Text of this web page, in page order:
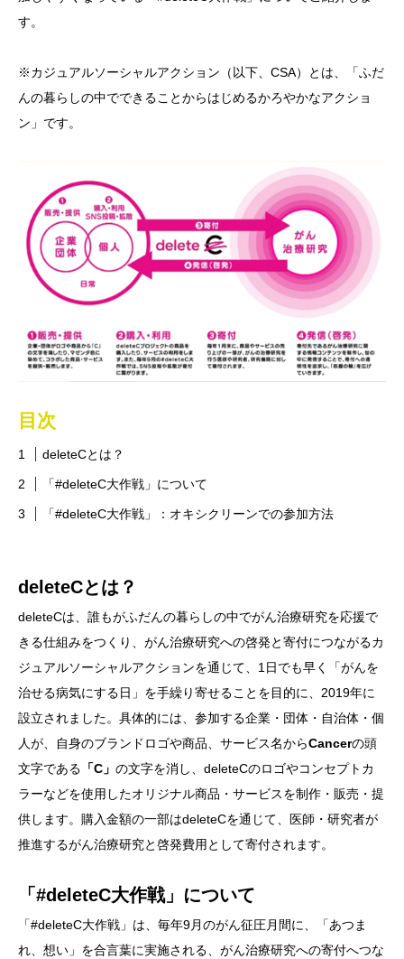
す。
※カジュアルソーシャルアクション（以下、CSA）とは、「ふだ
んの暮らしの中でできることからはじめるかろやかなアクショ
ン」です。
目次
deleteCとは？
「#deleteC大作戦」について
「#deleteC大作戦」：オキシクリーンでの参加方法
deleteCとは？
deleteCは、誰もがふだんの暮らしの中でがん治療研究を応援で
きる仕組みをつくり、がん治療研究への啓発と寄付につながるカ
ジュアルソーシャルアクションを通じて、1日でも早く「がんを
治せる病気にする日」を手繰り寄せることを目的に、2019年に
設立されました。具体的には、参加する企業・団体・自治体・個
人が、自身のブランドロゴや商品、サービス名からCancerの頭
文字である 「C」 の文字を消し、deleteCのロゴやコンセプトカ
ラーなどを使用したオリジナル商品・サービスを制作・販売・提
供します。購入金額の一部はdeleteCを通じて、医師・研究者が
推進するがん治療研究と啓発費用として寄付されます。
「#deleteC大作戦」について
「#deleteC大作戦」は、毎年9月のがん征圧月間に、「あつま
れ、想い」を合言葉に実施される、がん治療研究への寄付へつな